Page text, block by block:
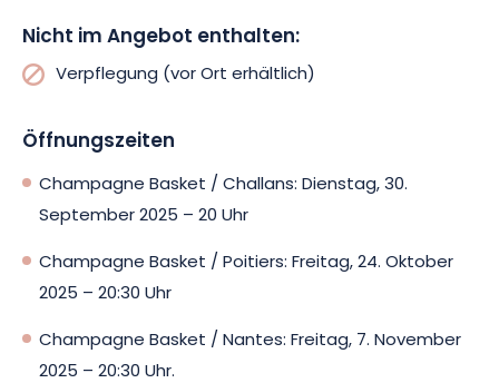
Nicht im Angebot enthalten:
Verpflegung (vor Ort erhältlich)
Öffnungszeiten
Champagne Basket / Challans: Dienstag, 30.
September 2025 – 20 Uhr
Champagne Basket / Poitiers: Freitag, 24. Oktober
2025 – 20:30 Uhr
Champagne Basket / Nantes: Freitag, 7. November
2025 – 20:30 Uhr.